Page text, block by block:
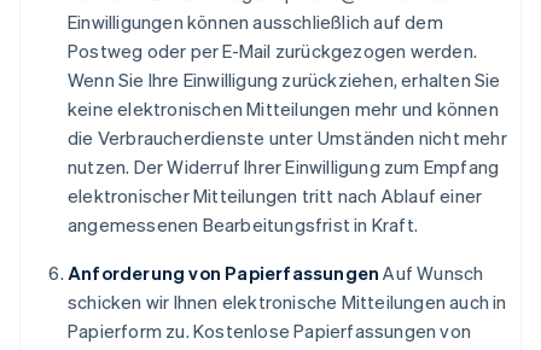
Einwilligungen können ausschließlich auf dem
Postweg oder per E-Mail zurückgezogen werden.
Wenn Sie Ihre Einwilligung zurückziehen, erhalten Sie
keine elektronischen Mitteilungen mehr und können
die Verbraucherdienste unter Umständen nicht mehr
nutzen. Der Widerruf Ihrer Einwilligung zum Empfang
elektronischer Mitteilungen tritt nach Ablauf einer
angemessenen Bearbeitungsfrist in Kraft.
Anforderung von Papierfassungen Auf Wunsch
schicken wir Ihnen elektronische Mitteilungen auch in
Papierform zu. Kostenlose Papierfassungen von
Estland
English
Festlandchina
简体中文 English
Finnland
EnglishSvenska
Frankreich
FrançaisEnglish
English
Griechenland
English
Indien
English